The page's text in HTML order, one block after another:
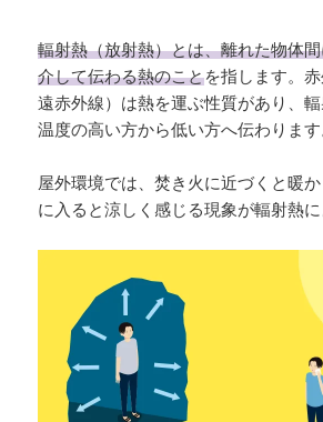
輻射熱（放射熱）とは、離れた物体
介して伝わる熱のことを指します。
遠赤外線）は熱を運ぶ性質があり、
温度の高い方から低い方へ伝わります
屋外環境では、焚き火に近づくと暖
に入ると涼しく感じる現象が輻射熱に